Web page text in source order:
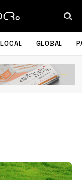
LOCAL GLOBAL